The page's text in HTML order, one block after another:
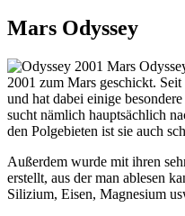
Mars Odyssey
2001 Mars
2001 zum Mars geschickt.
und hat dabei einige
sucht nämlich hauptsächlich
den Polgebieten ist sie auch
Außerdem wurde mit ihren
erstellt, aus der man ablesen
Silizium, Eisen, Magnesium